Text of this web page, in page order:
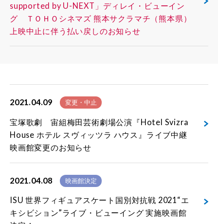
supported by U-NEXT」ディレイ・ビューイン
グ ＴＯＨＯシネマズ 熊本サクラマチ（熊本県）
上映中止に伴う払い戻しのお知らせ
2021.04.09 変更・中止
宝塚歌劇 宙組梅田芸術劇場公演『Hotel Svizra
House ホテル スヴィッツラ ハウス』ライブ中継
映画館変更のお知らせ
2021.04.08 映画館決定
ISU 世界フィギュアスケート国別対抗戦 2021“エ
キシビション”ライブ・ビューイング 実施映画館